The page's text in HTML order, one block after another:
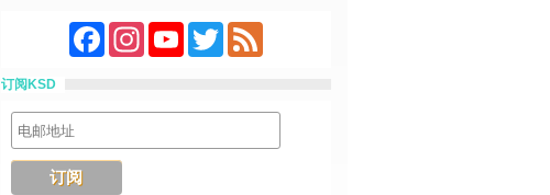
FacebookInstagramYouTubeTwitterFeed
订阅KSD